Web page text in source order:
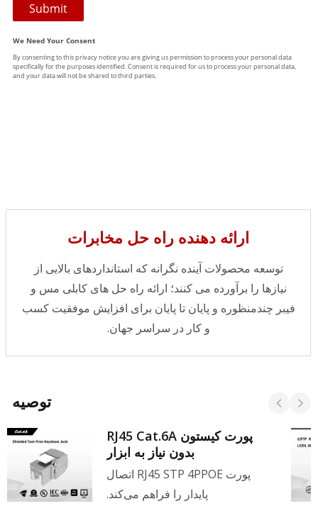
ارائه دهنده راه حل مخابرات
توسعه محصولات آینده نگرانه که استانداردهای بالایی از
نیازها را برآورده می کنند؛ ارائه راه حل های کابلی مس و
فیبر چندمنظوره و پایان تا پایان برای افزایش موفقیت کسب
و کار در سراسر جهان.
توصیه
پورت کیستون RJ45 Cat.6A
بدون نیاز به ابزار
پورت RJ45 STP 4PPOE اتصال
پایدار را فراهم می‌کند.